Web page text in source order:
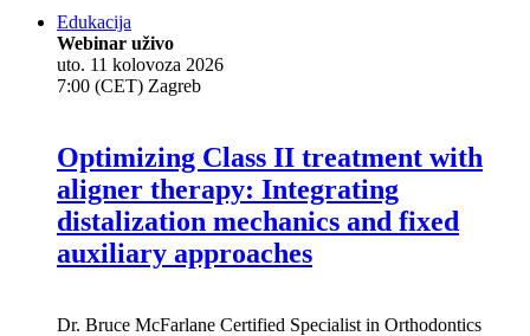
Edukacija
Webinar uživo
uto. 11 kolovoza 2026
7:00 (CET) Zagreb
Optimizing Class II treatment with
aligner therapy: Integrating
distalization mechanics and fixed
auxiliary approaches
Dr. Bruce McFarlane Certified Specialist in Orthodontics